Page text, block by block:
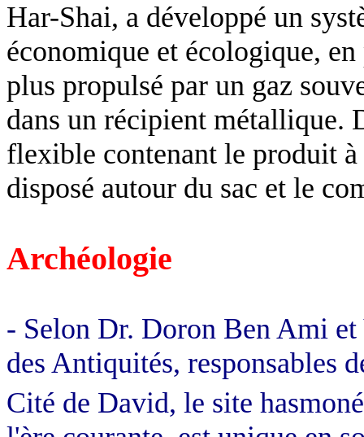
Har-Shai, a développé un
économique et écologique,
plus propulsé par un gaz
dans un récipient métallique.
flexible contenant le produit
disposé autour du sac et le
Archéologie
- Selon Dr. Doron Ben Ami
des Antiquités, responsables
Cité de David, le site